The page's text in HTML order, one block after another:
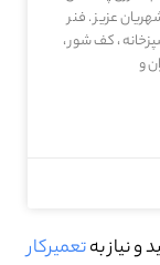
عزیز . فنر
، کف شور ،
و
نیاز بهتعمیرکار